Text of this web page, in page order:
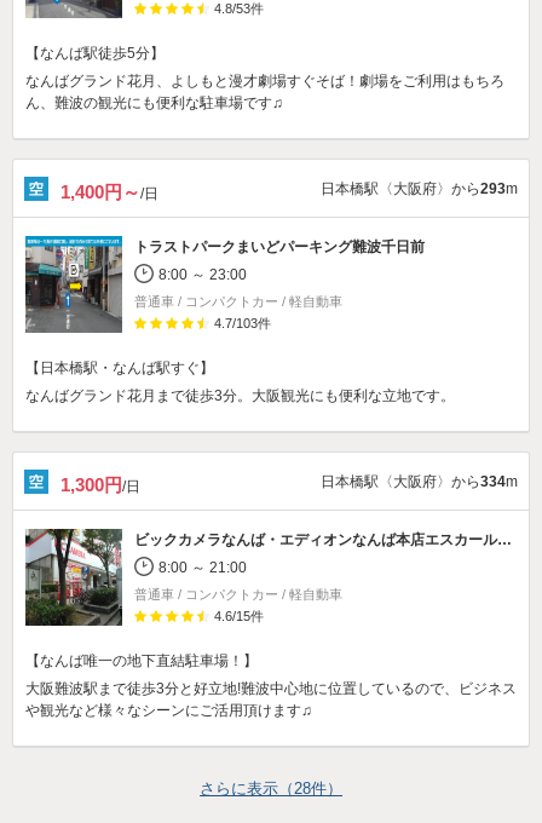
4.8/53件
【なんば駅徒歩5分】
なんばグランド花月、よしもと漫才劇場すぐそば！劇場をご利用はもちろ
ん、難波の観光にも便利な駐車場です♫
1,400円～/日 日本橋駅〈大阪府〉から293m
トラストパークまいどパーキング難波千日前
8:00 ～ 23:00
普通車 / コンパクトカー / 軽自動車
4.7/103件
【日本橋駅・なんば駅すぐ】
なんばグランド花月まで徒歩3分。大阪観光にも便利な立地です。
1,300円/日 日本橋駅〈大阪府〉から334m
ビックカメラなんば・エディオンなんば本店エスカールなんば駐車場
8:00 ～ 21:00
普通車 / コンパクトカー / 軽自動車
4.6/15件
【なんば唯一の地下直結駐車場！】
大阪難波駅まで徒歩3分と好立地!難波中心地に位置しているので、ビジネス
や観光など様々なシーンにご活用頂けます♫
さらに表示（28件）